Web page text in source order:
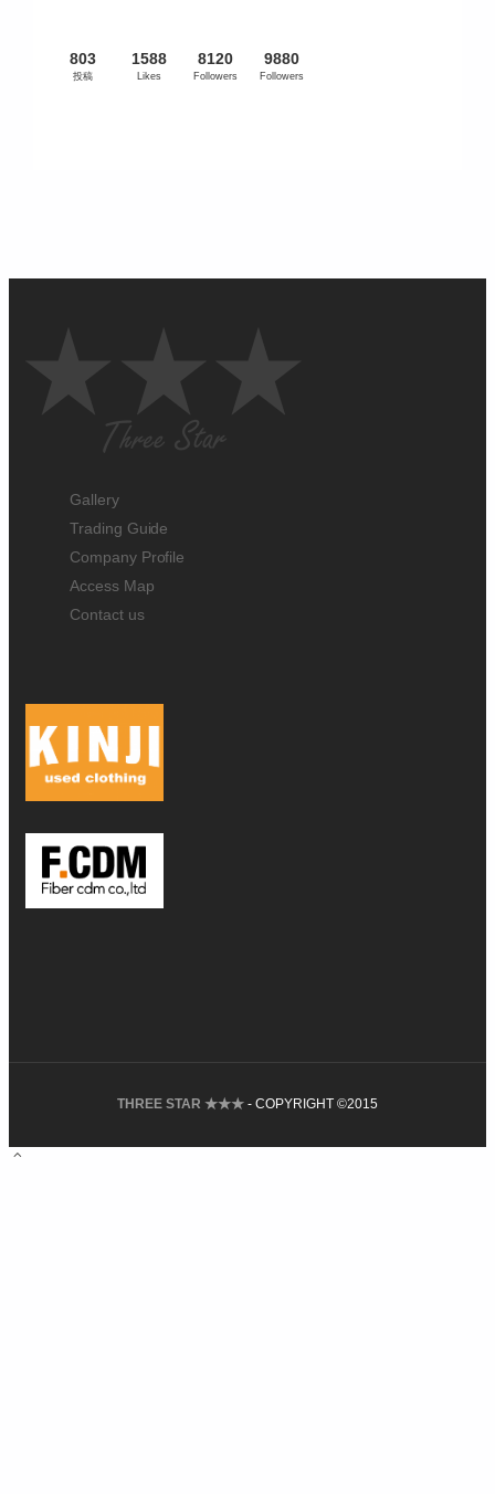
803
投稿
1588
Likes
8120
Followers
9880
Followers
Gallery
Trading Guide
Company Profile
Access Map
Contact us
THREE STAR ★★★ - COPYRIGHT ©2015